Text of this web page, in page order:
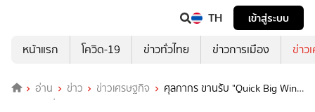
TH
เข้าสู่ระบบ
หน้าแรก
โควิด-19 ข่าวทั่วไทย ข่าวการเมือง ข่าว
อ่าน ข่าว ข่าวเศรษฐกิจ
ศุลกากร ขานรับ "Quick Big Win"
ลุย 3 มิติ ปราบยาเสพติด